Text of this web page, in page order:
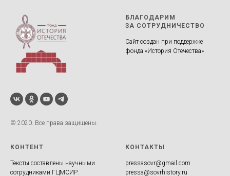
© 2020. Все права защищены.
БЛАГОДАРИМ
ЗА СОТРУДНИЧЕСТВО
Сайт создан при поддержке
фонда «История Отечества»‎
КОНТЕНТ
Тексты составлены научными
сотрудниками ГЦМСИР.
КОНТАКТЫ
pressasovr@gmail.com
pressa@sovrhistory.ru